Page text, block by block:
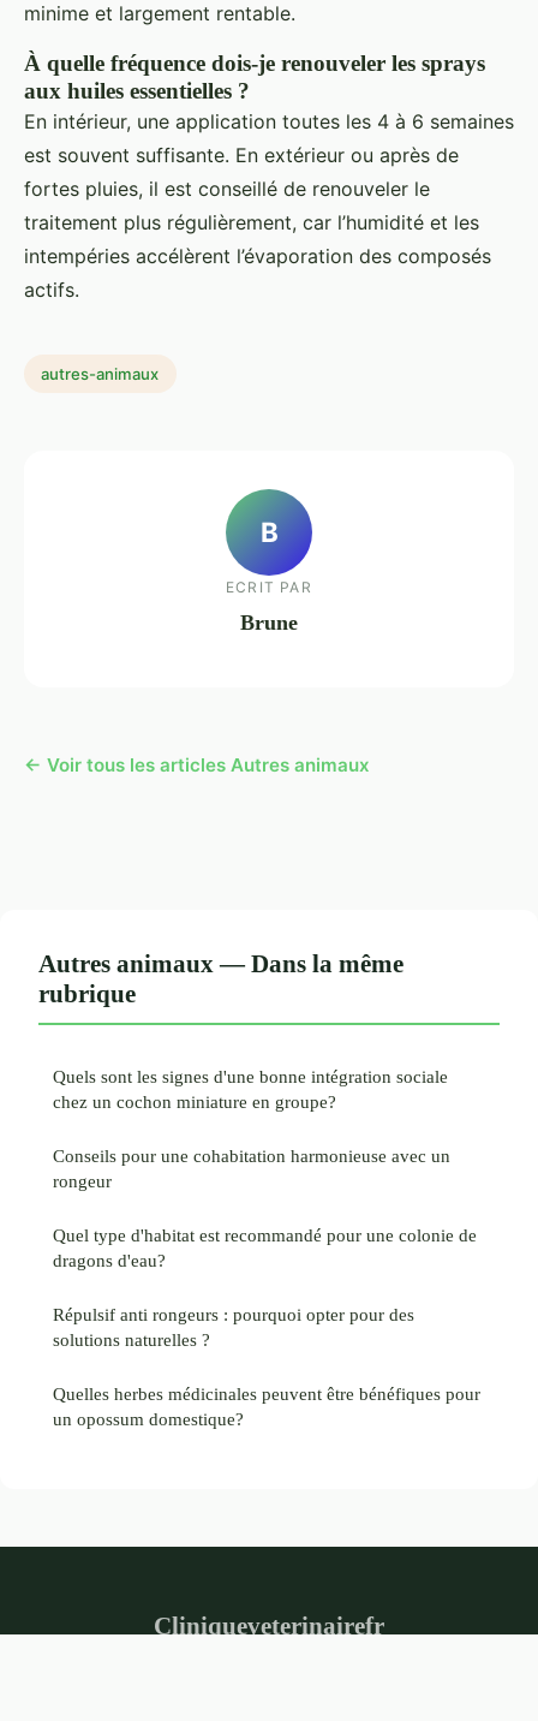
minime et largement rentable.
À quelle fréquence dois-je renouveler les sprays
aux huiles essentielles ?
En intérieur, une application toutes les 4 à 6 semaines
est souvent suffisante. En extérieur ou après de
fortes pluies, il est conseillé de renouveler le
traitement plus régulièrement, car l’humidité et les
intempéries accélèrent l’évaporation des composés
actifs.
autres-animaux
B
ECRIT PAR
Brune
← Voir tous les articles Autres animaux
Autres animaux — Dans la même
rubrique
Quels sont les signes d'une bonne intégration sociale
chez un cochon miniature en groupe?
Conseils pour une cohabitation harmonieuse avec un
rongeur
Quel type d'habitat est recommandé pour une colonie de
dragons d'eau?
Répulsif anti rongeurs : pourquoi opter pour des
solutions naturelles ?
Quelles herbes médicinales peuvent être bénéfiques pour
un opossum domestique?
Cliniqueveterinairefr